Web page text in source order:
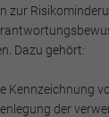
zur
Dazu gehört:
Kennzeichnung
der